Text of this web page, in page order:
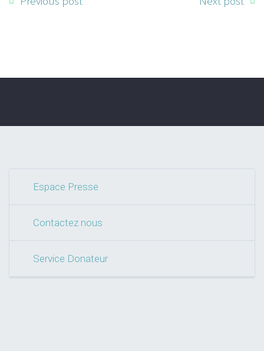
Espace Presse
Contactez nous
Service Donateur